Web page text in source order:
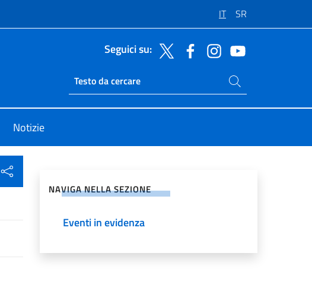
IT SR
Seguici su:
Ricerca sito live
Cerca nel sito
Notizie
NAVIGA NELLA SEZIONE
Eventi in evidenza